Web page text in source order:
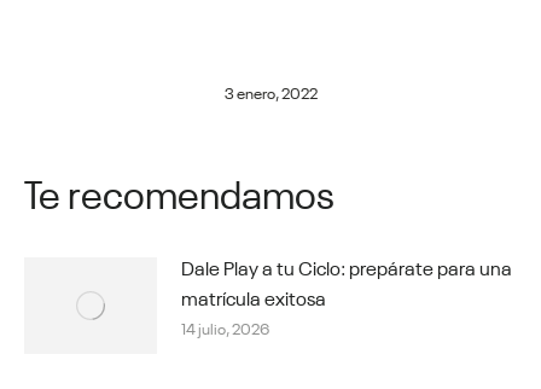
3 enero, 2022
Te recomendamos
Dale Play a tu Ciclo: prepárate para una
matrícula exitosa
14 julio, 2026